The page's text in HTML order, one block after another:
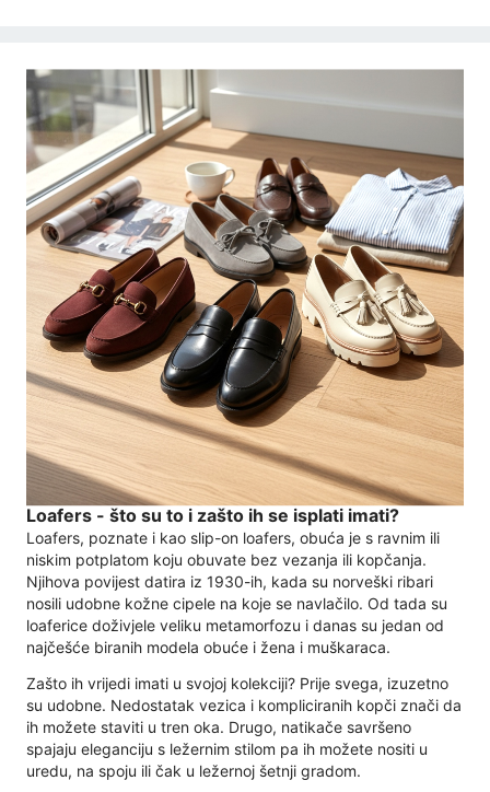
Loafers - što su to i zašto ih se isplati imati?
Loafers, poznate i kao slip-on loafers, obuća je s ravnim ili
niskim potplatom koju obuvate bez vezanja ili kopčanja.
Njihova povijest datira iz 1930-ih, kada su norveški ribari
nosili udobne kožne cipele na koje se navlačilo. Od tada su
loaferice doživjele veliku metamorfozu i danas su jedan od
najčešće biranih modela obuće i žena i muškaraca.
Zašto ih vrijedi imati u svojoj kolekciji? Prije svega, izuzetno
su udobne. Nedostatak vezica i kompliciranih kopči znači da
ih možete staviti u tren oka. Drugo, natikače savršeno
spajaju eleganciju s ležernim stilom pa ih možete nositi u
uredu, na spoju ili čak u ležernoj šetnji gradom.